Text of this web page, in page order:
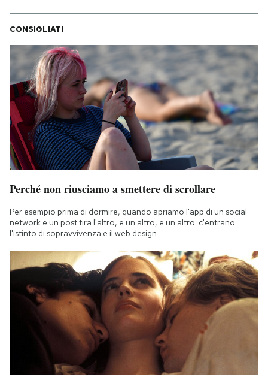
CONSIGLIATI
Perché non riusciamo a smettere di scrollare
Per esempio prima di dormire, quando apriamo l'app di un social
network e un post tira l'altro, e un altro, e un altro: c'entrano
l'istinto di sopravvivenza e il web design